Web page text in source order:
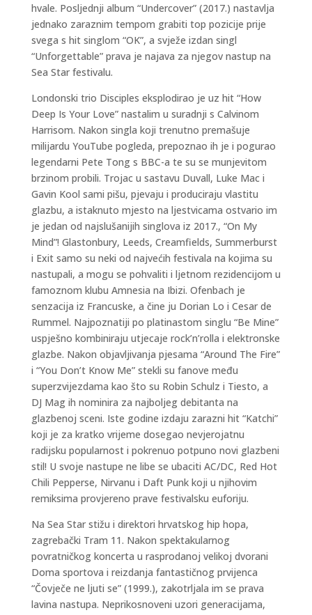
hvale. Posljednji album “Undercover” (2017.) nastavlja
jednako zaraznim tempom grabiti top pozicije prije
svega s hit singlom “OK”, a svježe izdan singl
“Unforgettable” prava je najava za njegov nastup na
Sea Star festivalu.
Londonski trio Disciples eksplodirao je uz hit “How
Deep Is Your Love” nastalim u suradnji s Calvinom
Harrisom. Nakon singla koji trenutno premašuje
milijardu YouTube pogleda, prepoznao ih je i pogurao
legendarni Pete Tong s BBC-a te su se munjevitom
brzinom probili. Trojac u sastavu Duvall, Luke Mac i
Gavin Kool sami pišu, pjevaju i produciraju vlastitu
glazbu, a istaknuto mjesto na ljestvicama ostvario im
je jedan od najslušanijih singlova iz 2017., “On My
Mind”! Glastonbury, Leeds, Creamfields, Summerburst
i Exit samo su neki od najvećih festivala na kojima su
nastupali, a mogu se pohvaliti i ljetnom rezidencijom u
famoznom klubu Amnesia na Ibizi. Ofenbach je
senzacija iz Francuske, a čine ju Dorian Lo i Cesar de
Rummel. Najpoznatiji po platinastom singlu “Be Mine”
uspješno kombiniraju utjecaje rock’n’rolla i elektronske
glazbe. Nakon objavljivanja pjesama “Around The Fire”
i “You Don’t Know Me” stekli su fanove među
superzvijezdama kao što su Robin Schulz i Tiesto, a
DJ Mag ih nominira za najboljeg debitanta na
glazbenoj sceni. Iste godine izdaju zarazni hit “Katchi”
koji je za kratko vrijeme dosegao nevjerojatnu
radijsku popularnost i pokrenuo potpuno novi glazbeni
stil! U svoje nastupe ne libe se ubaciti AC/DC, Red Hot
Chili Pepperse, Nirvanu i Daft Punk koji u njihovim
remiksima provjereno prave festivalsku euforiju.
Na Sea Star stižu i direktori hrvatskog hip hopa,
zagrebački Tram 11. Nakon spektakularnog
povratničkog koncerta u rasprodanoj velikoj dvorani
Doma sportova i reizdanja fantastičnog prvijenca
“Čovječe ne ljuti se” (1999.), zakotrljala im se prava
lavina nastupa. Neprikosnoveni uzori generacijama,